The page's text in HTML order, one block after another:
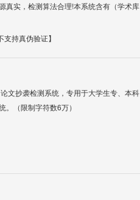
真实，检测算法合理!本系统含有（学术库
持真伪验证】
文抄袭检测系统，专用于大学生专、本科
（限制字符数6万）